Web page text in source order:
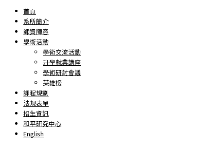
首頁
系所簡介
師資陣容
學術活動
學術交流活動
升學就業講座
學術研討會議
英雄榜
課程規劃
法規表單
招生資訊
和平研究中心
English